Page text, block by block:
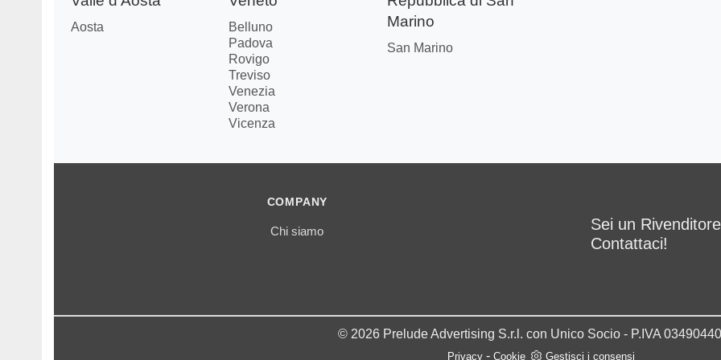
Aosta
Belluno
Padova
Rovigo
Treviso
Venezia
Verona
Vicenza
Marino
San Marino
COMPANY
Chi siamo
Sei un
Contattaci!
© 2026 Prelude Advertising S.r.l. con Unico Socio - P.IVA
Privacy- Cookie Gestisci i consensi